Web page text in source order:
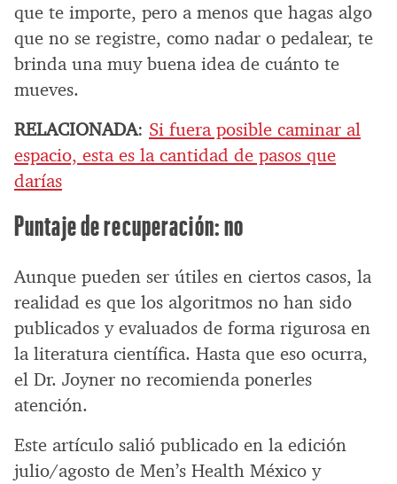
que te importe, pero a menos que hagas algo
que no se registre, como nadar o pedalear, te
brinda una muy buena idea de cuánto te
mueves.
RELACIONADA: Si fuera posible caminar al
espacio, esta es la cantidad de pasos que
darías
Puntaje de recuperación: no
Aunque pueden ser útiles en ciertos casos, la
realidad es que los algoritmos no han sido
publicados y evaluados de forma rigurosa en
la literatura científica. Hasta que eso ocurra,
el Dr. Joyner no recomienda ponerles
atención.
Este artículo salió publicado en la edición
julio/agosto de Men’s Health México y